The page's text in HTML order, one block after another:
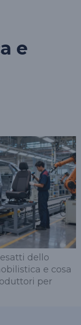
e
dello
e cosa
per